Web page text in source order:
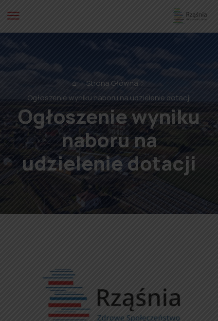
⌂
Strona Główna
Ogłoszenie wyniku naboru na udzielenie dotacji
Ogłoszenie wyniku
naboru na
udzielenie dotacji